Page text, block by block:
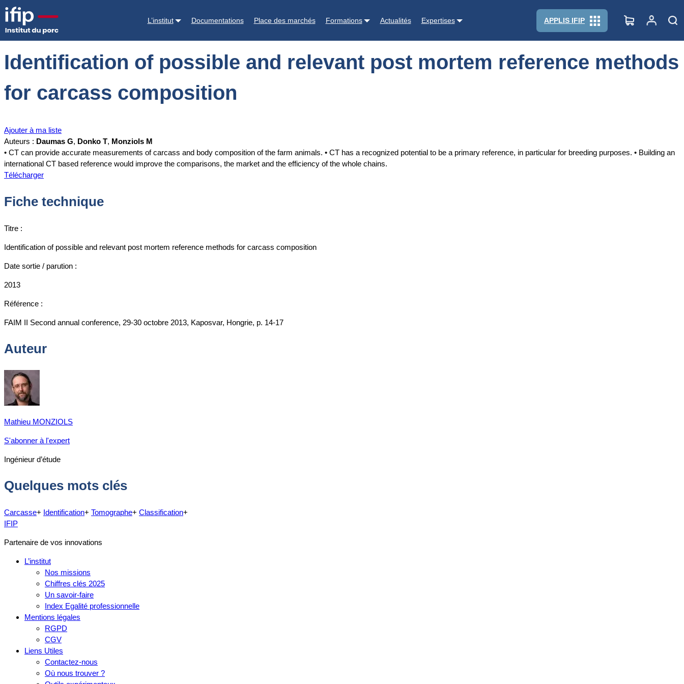
L’institut Documentations Place des marchés Formations Actualités Expertises APPLIS IFIP
Accueil Documentations
Identification of possible and relevant post mortem reference methods
for carcass composition
Ajouter à ma liste
Auteurs : Daumas G, Donko T, Monziols M
• CT can provide accurate measurements of carcass and body composition of the farm animals. • CT has a recognized potential to be a primary reference, in particular for breeding purposes. • Building an
international CT based reference would improve the comparisons, the market and the efficiency of the whole chains.
Télécharger
Fiche technique
Titre :
Identification of possible and relevant post mortem reference methods for carcass composition
Date sortie / parution :
2013
Référence :
FAIM II Second annual conference, 29-30 octobre 2013, Kaposvar, Hongrie, p. 14-17
Auteur
Mathieu MONZIOLS
S'abonner à l'expert
Ingénieur d’étude
Quelques mots clés
Carcasse+ Identification+ Tomographe+ Classification+
IFIP
Partenaire de vos innovations
L’institut
Nos missions
Chiffres clés 2025
Un savoir-faire
Index Egalité professionnelle
Mentions légales
RGPD
CGV
Liens Utiles
Contactez-nous
Où nous trouver ?